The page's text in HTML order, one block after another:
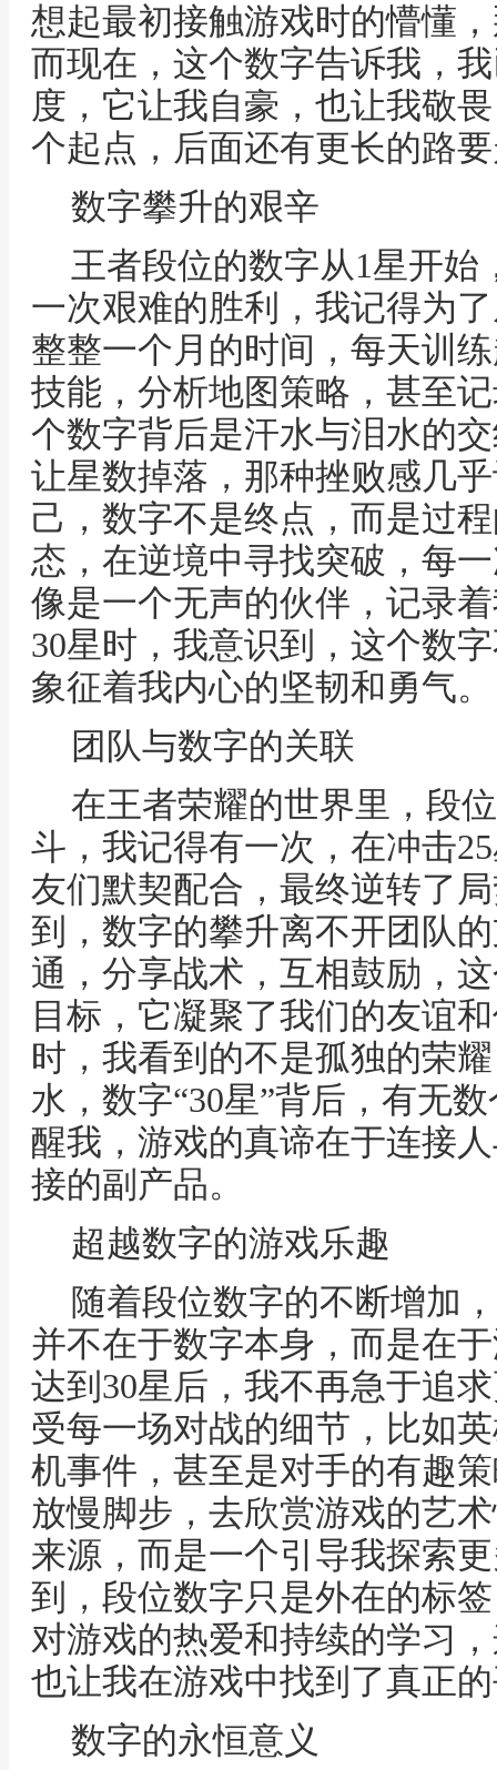
想起最初接触游戏时的懵懂
而现在，这个数字告诉我，
度，它让我自豪，也让我敬
个起点，后面还有更长的路
数字攀升的艰辛
王者段位的数字从1星开
一次艰难的胜利，我记得为
整整一个月的时间，每天训
技能，分析地图策略，甚至
个数字背后是汗水与泪水的
让星数掉落，那种挫败感几
己，数字不是终点，而是过
态，在逆境中寻找突破，每
像是一个无声的伙伴，记录
30星时，我意识到，这个数
象征着我内心的坚韧和勇气。
团队与数字的关联
在王者荣耀的世界里，段
斗，我记得有一次，在冲击
友们默契配合，最终逆转了
到，数字的攀升离不开团队
通，分享战术，互相鼓励，
目标，它凝聚了我们的友谊
时，我看到的不是孤独的荣
水，数字“30星”背后，有无
醒我，游戏的真谛在于连接
接的副产品。
超越数字的游戏乐趣
随着段位数字的不断增加
并不在于数字本身，而是在
达到30星后，我不再急于追
受每一场对战的细节，比如
机事件，甚至是对手的有趣
放慢脚步，去欣赏游戏的艺
来源，而是一个引导我探索
到，段位数字只是外在的标
对游戏的热爱和持续的学习
也让我在游戏中找到了真正
数字的永恒意义